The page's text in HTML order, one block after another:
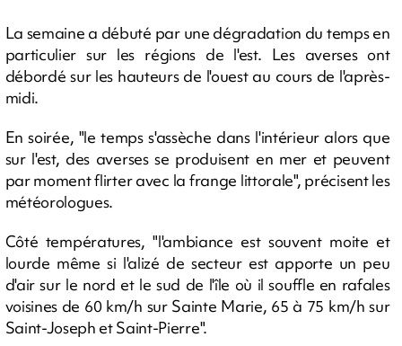
La semaine a débuté par une dégradation du temps en
particulier sur les régions de l'est. Les averses ont
débordé sur les hauteurs de l'ouest au cours de l'après-
midi.
En soirée, "le temps s'assèche dans l'intérieur alors que
sur l'est, des averses se produisent en mer et peuvent
par moment flirter avec la frange littorale", précisent les
météorologues.
Côté températures, "l'ambiance est souvent moite et
lourde même si l'alizé de secteur est apporte un peu
d'air sur le nord et le sud de l'île où il souffle en rafales
voisines de 60 km/h sur Sainte Marie, 65 à 75 km/h sur
Saint-Joseph et Saint-Pierre".